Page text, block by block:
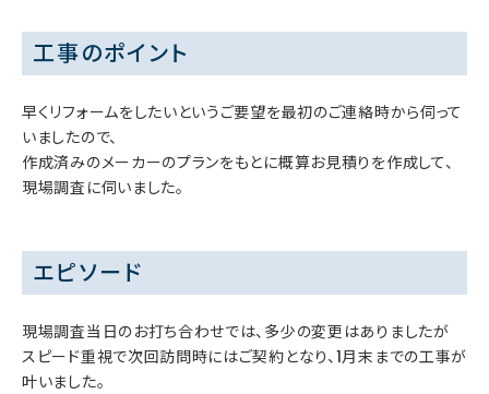
工事のポイント
早くリフォームをしたいというご要望を最初のご連絡時から伺って
いましたので、
作成済みのメーカーのプランをもとに概算お見積りを作成して、
現場調査に伺いました。
エピソード
現場調査当日のお打ち合わせでは、多少の変更はありましたが
スピード重視で次回訪問時にはご契約となり、1月末までの工事が
叶いました。